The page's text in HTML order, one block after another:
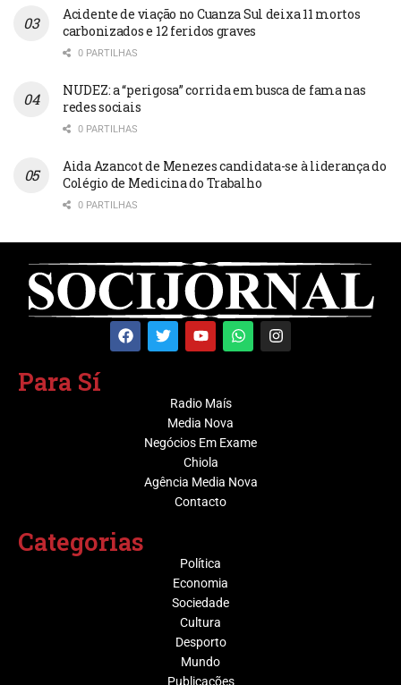
Acidente de viação no Cuanza Sul deixa 11 mortos
carbonizados e 12 feridos graves
0 PARTILHAS
NUDEZ: a “perigosa” corrida em busca de fama nas
redes sociais
0 PARTILHAS
Aida Azancot de Menezes candidata-se à liderança do
Colégio de Medicina do Trabalho
0 PARTILHAS
Para Sí
Radio Maís
Media Nova
Negócios Em Exame
Chiola
Agência Media Nova
Contacto
Categorias
Política
Economia
Sociedade
Cultura
Desporto
Mundo
Publicações